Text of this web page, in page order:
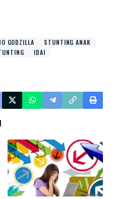
GODZILLA
STUNTING ANAK
IDAI